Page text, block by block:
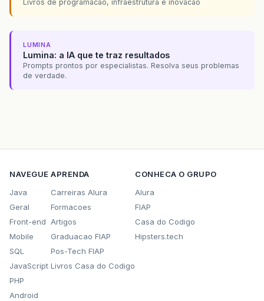
Livros de programacao, infraestrutura e inovacao
LUMINA
Lumina: a IA que te traz resultados
Prompts prontos por especialistas. Resolva seus problemas
de verdade.
NAVEGUE
Java
Geral
Front-end
Mobile
SQL
JavaScript
PHP
Android
APRENDA
Carreiras Alura
Formacoes
Artigos
Graduacao FIAP
Pos-Tech FIAP
Livros Casa do Codigo
CONHECA O GRUPO
Alura
FIAP
Casa do Codigo
Hipsters.tech